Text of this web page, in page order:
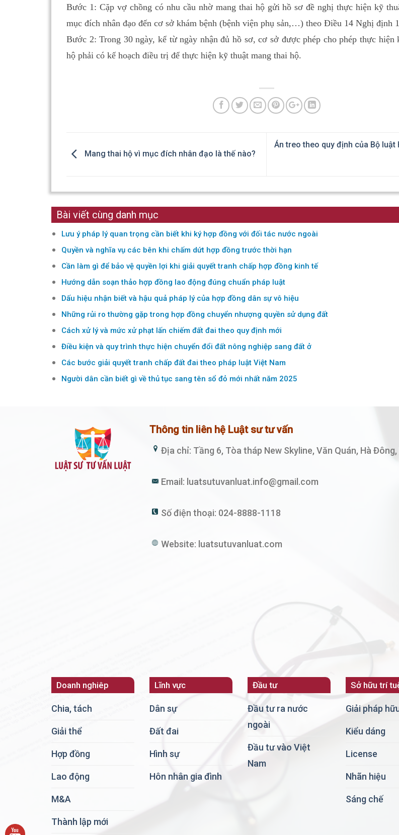
Bước 1: Cặp vợ chồng có nhu cầu nhờ mang thai hộ gửi hồ sơ đề nghị thực hiện kỹ
mục đích nhân đạo đến cơ sở khám bệnh (bệnh viện phụ sản,…) theo Điều 14 Nghị định
Bước 2: Trong 30 ngày, kể từ ngày nhận đủ hồ sơ, cơ sở được phép cho phép thực hiện
hộ phải có kế hoạch điều trị để thực hiện kỹ thuật mang thai hộ.
Mang thai hộ vì mục đích nhân đạo là thế nào?
Án treo theo quy định của Bộ luật
Bài viết cùng danh mục
Lưu ý pháp lý quan trọng cần biết khi ký hợp đồng với đối tác nước ngoài
Quyền và nghĩa vụ các bên khi chấm dứt hợp đồng trước thời hạn
Cần làm gì để bảo vệ quyền lợi khi giải quyết tranh chấp hợp đồng kinh tế
Hướng dẫn soạn thảo hợp đồng lao động đúng chuẩn pháp luật
Dấu hiệu nhận biết và hậu quả pháp lý của hợp đồng dân sự vô hiệu
Những rủi ro thường gặp trong hợp đồng chuyển nhượng quyền sử dụng đất
Cách xử lý và mức xử phạt lấn chiếm đất đai theo quy định mới
Điều kiện và quy trình thực hiện chuyển đổi đất nông nghiệp sang đất ở
Các bước giải quyết tranh chấp đất đai theo pháp luật Việt Nam
Người dân cần biết gì về thủ tục sang tên sổ đỏ mới nhất năm 2025
Thông tin liên hệ Luật sư tư vấn
Địa chỉ: Tầng 6, Tòa tháp New Skyline, Văn Quán, Hà Đông,
Email: luatsutuvanluat.info@gmail.com
Số điện thoại: 024-8888-1118
Website: luatsutuvanluat.com
Doanh nghiêp
Chia, tách
Giải thể
Hợp đồng
Lao động
M&A
Thành lập mới
Lĩnh vực
Dân sự
Đất đai
Hình sự
Hôn nhân gia đình
Đầu tư
Đầu tư ra nước
ngoài
Đầu tư vào Việt
Nam
Sở hữu trí
Giải pháp
Kiểu dáng
License
Nhãn hiệu
Sáng chế